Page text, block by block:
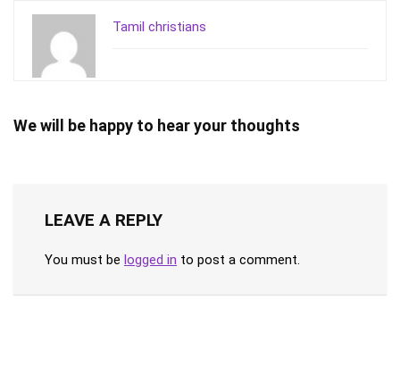
Tamil christians
We will be happy to hear your thoughts
LEAVE A REPLY
You must be logged in to post a comment.